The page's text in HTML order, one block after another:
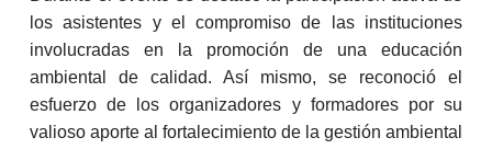
los asistentes y el compromiso de las instituciones
involucradas en la promoción de una educación
ambiental de calidad. Así mismo, se reconoció el
esfuerzo de los organizadores y formadores por su
valioso aporte al fortalecimiento de la gestión ambiental